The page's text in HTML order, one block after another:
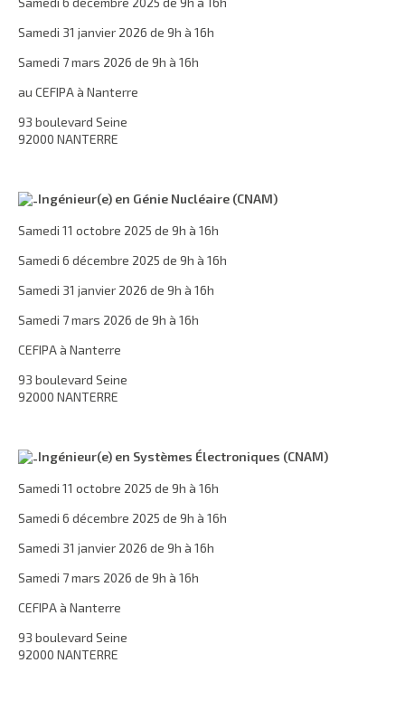
Samedi 31 janvier 2026 de 9h à 16h
Samedi 7 mars 2026 de 9h à 16h
au CEFIPA à Nanterre
93 boulevard Seine
92000 NANTERRE
Ingénieur(e) en Génie Nucléaire (CNAM)
Samedi 11 octobre 2025 de 9h à 16h
Samedi 6 décembre 2025 de 9h à 16h
Samedi 31 janvier 2026 de 9h à 16h
Samedi 7 mars 2026 de 9h à 16h
CEFIPA à Nanterre
93 boulevard Seine
92000 NANTERRE
Ingénieur(e) en Systèmes Électroniques (CNAM)
Samedi 11 octobre 2025 de 9h à 16h
Samedi 6 décembre 2025 de 9h à 16h
Samedi 31 janvier 2026 de 9h à 16h
Samedi 7 mars 2026 de 9h à 16h
CEFIPA à Nanterre
93 boulevard Seine
92000 NANTERRE